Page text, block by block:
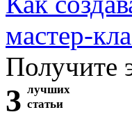
мастер-
Получите
3 лучших
статьи